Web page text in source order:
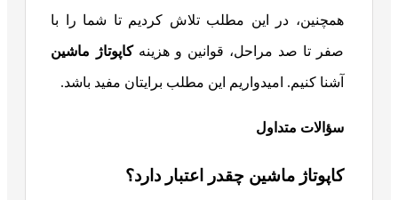
همچنین، در این مطلب تلاش کردیم تا شما را با
صفر تا صد مراحل، قوانین و هزینهکاپوتاژ ماشین
آشنا کنیم. امیدواریم این مطلب برایتان مفید باشد.
سؤالات متداول
کاپوتاژ ماشین چقدر اعتبار دارد؟